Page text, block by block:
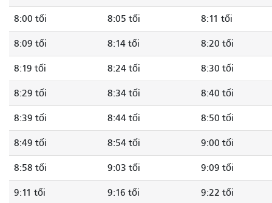
8:00 tối 8:05 tối 8:11 tối
8:09 tối 8:14 tối 8:20 tối
8:19 tối 8:24 tối 8:30 tối
8:29 tối 8:34 tối 8:40 tối
8:39 tối 8:44 tối 8:50 tối
8:49 tối 8:54 tối 9:00 tối
8:58 tối 9:03 tối 9:09 tối
9:11 tối 9:16 tối 9:22 tối